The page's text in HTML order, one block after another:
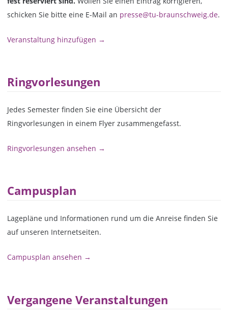
schicken Sie bitte eine E-Mail an presse@tu-braunschweig.de.
Veranstaltung hinzufügen →
Ringvorlesungen
Jedes Semester finden Sie eine Übersicht der
Ringvorlesungen in einem Flyer zusammengefasst.
Ringvorlesungen ansehen →
Campusplan
Lagepläne und Informationen rund um die Anreise finden Sie
auf unseren Internetseiten.
Campusplan ansehen →
Vergangene Veranstaltungen